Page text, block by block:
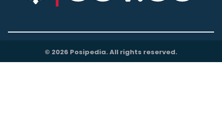
© 2026 Posipedia. All rights reserved.